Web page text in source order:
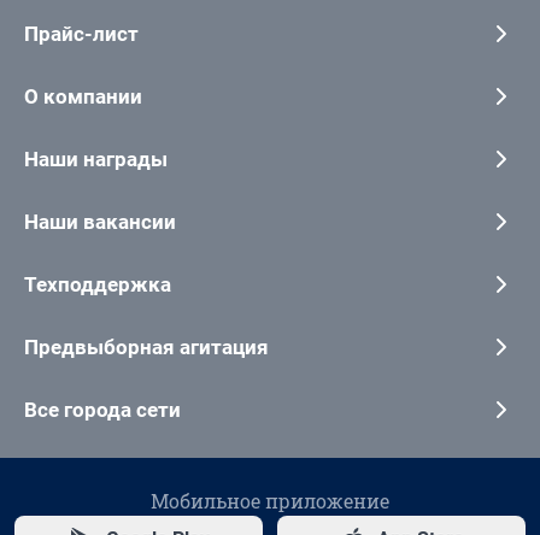
Прайс-лист
О компании
Наши награды
Наши вакансии
Техподдержка
Предвыборная агитация
Все города сети
Мобильное приложение